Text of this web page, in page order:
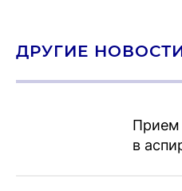
ДРУГИЕ
Прием
в